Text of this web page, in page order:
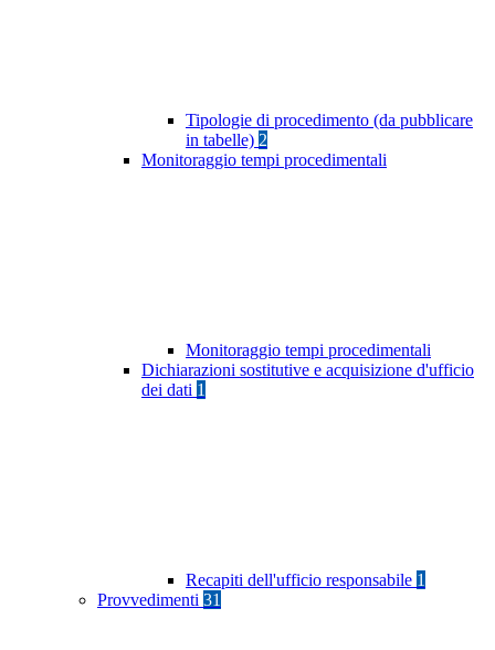
Tipologie di procedimento (da pubblicare
in tabelle) 2
Monitoraggio tempi procedimentali
Monitoraggio tempi procedimentali
Dichiarazioni sostitutive e acquisizione d'ufficio
dei dati 1
Recapiti dell'ufficio responsabile 1
Provvedimenti 31